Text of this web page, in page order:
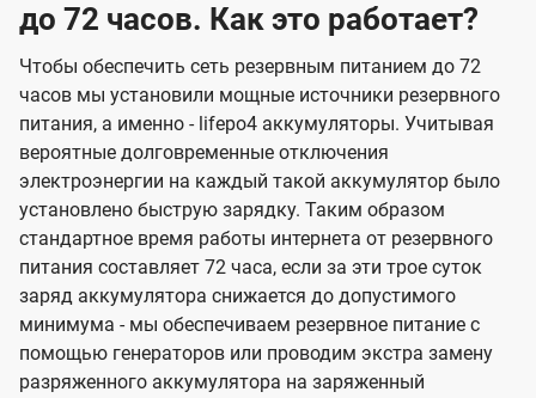
до 72 часов. Как это работает?
Чтобы обеспечить сеть резервным питанием до 72
часов мы установили мощные источники резервного
питания, а именно - lifepo4 аккумуляторы. Учитывая
вероятные долговременные отключения
электроэнергии на каждый такой аккумулятор было
установлено быструю зарядку. Таким образом
стандартное время работы интернета от резервного
питания составляет 72 часа, если за эти трое суток
заряд аккумулятора снижается до допустимого
минимума - мы обеспечиваем резервное питание с
помощью генераторов или проводим экстра замену
разряженного аккумулятора на заряженный